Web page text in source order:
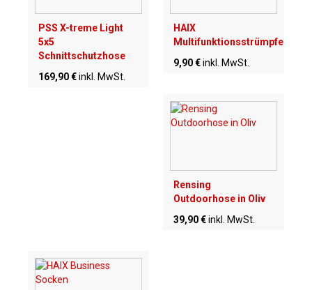
PSS X-treme Light
5x5
Schnittschutzhose
169,90 €inkl. MwSt.
HAIX
Multifunktionsstrümpfe
9,90 €inkl. MwSt.
Rensing
Outdoorhose in Oliv
39,90 €inkl. MwSt.